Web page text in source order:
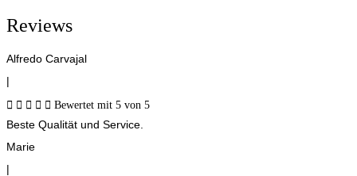
Reviews
Alfredo Carvajal
|
     Bewertet mit 5 von 5
Beste Qualität und Service.
Marie
|